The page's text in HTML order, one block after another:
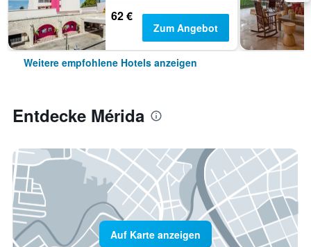
62 €
Zum Angebot
Weitere empfohlene Hotels anzeigen
Entdecke Mérida
Auf Karte anzeigen